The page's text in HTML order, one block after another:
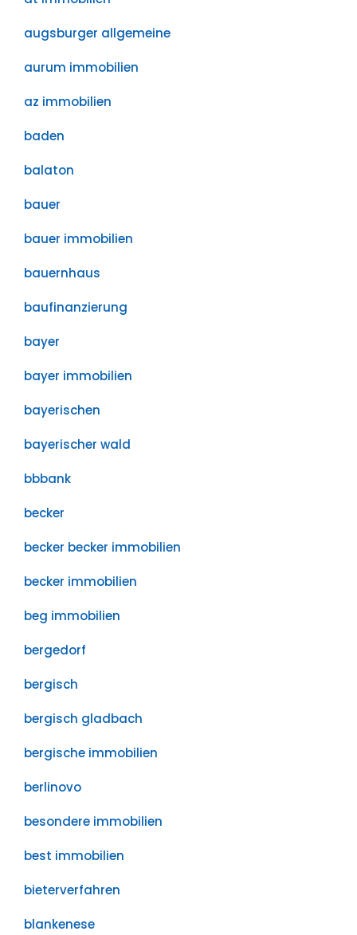
augsburger allgemeine
aurum immobilien
az immobilien
baden
balaton
bauer
bauer immobilien
bauernhaus
baufinanzierung
bayer
bayer immobilien
bayerischen
bayerischer wald
bbbank
becker
becker becker immobilien
becker immobilien
beg immobilien
bergedorf
bergisch
bergisch gladbach
bergische immobilien
berlinovo
besondere immobilien
best immobilien
bieterverfahren
blankenese